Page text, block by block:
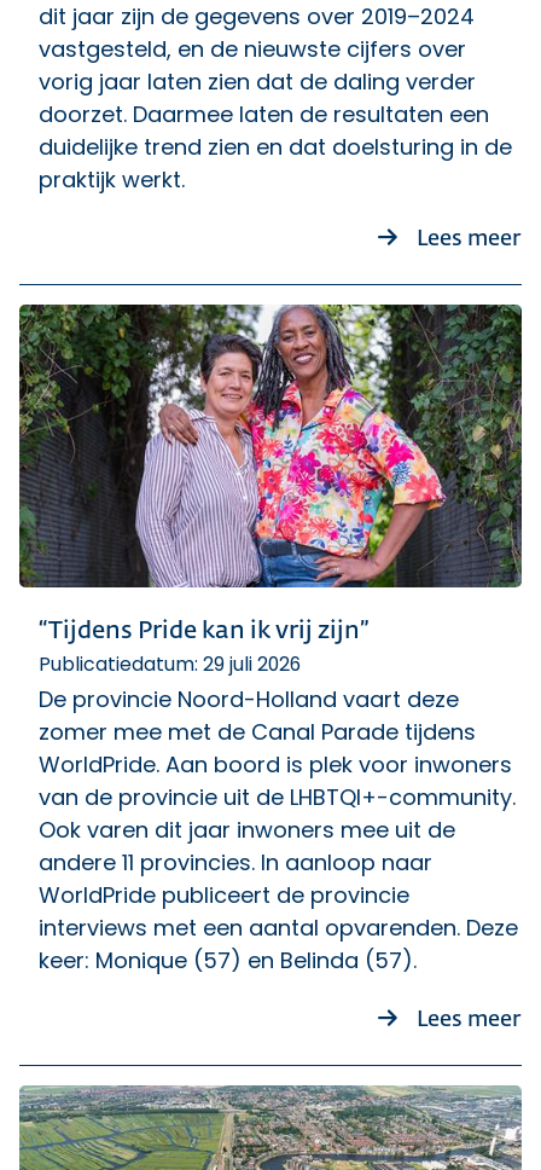
dit jaar zijn de gegevens over 2019–2024
vastgesteld, en de nieuwste cijfers over
vorig jaar laten zien dat de daling verder
doorzet. Daarmee laten de resultaten een
duidelijke trend zien en dat doelsturing in de
praktijk werkt.
Lees meer
“Tijdens Pride kan ik vrij zijn”
Publicatiedatum: 29 juli 2026
De provincie Noord-Holland vaart deze
zomer mee met de Canal Parade tijdens
WorldPride. Aan boord is plek voor inwoners
van de provincie uit de LHBTQI+-community.
Ook varen dit jaar inwoners mee uit de
andere 11 provincies. In aanloop naar
WorldPride publiceert de provincie
interviews met een aantal opvarenden. Deze
keer: Monique (57) en Belinda (57).
Lees meer